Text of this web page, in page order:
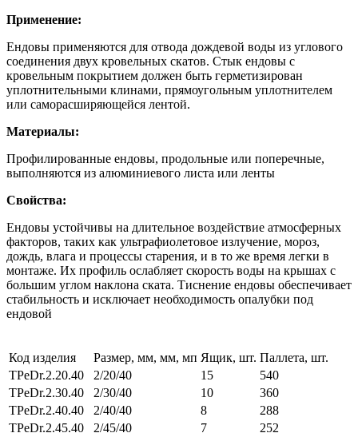
Применение:
Ендовы применяются для отвода дождевой воды из углового
соединения двух кровельных скатов. Стык ендовы с
кровельным покрытием должен быть герметизирован
уплотнительными клинами, прямоугольным уплотнителем
или саморасширяющейся лентой.
Материалы:
Профилированные ендовы, продольные или поперечные,
выполняются из алюминиевого листа или ленты
Свойства:
Ендовы устойчивы на длительное воздействие атмосферных
факторов, таких как ультрафиолетовое излучение, мороз,
дождь, влага и процессы старения, и в то же время легки в
монтаже. Их профиль ослабляет скорость воды на крышах с
большим углом наклона ската. Тиснение ендовы обеспечивает
стабильность и исключает необходимость опалубки под
ендовой
Код изделия Размер, мм, мм, мп Ящик, шт. Паллета, шт.
TPeDr.2.20.40
2/20/40 15
540
TPeDr.2.30.40
2/30/40 10
360
TPeDr.2.40.40
2/40/40 8
288
TPeDr.2.45.40
2/45/40 7
252